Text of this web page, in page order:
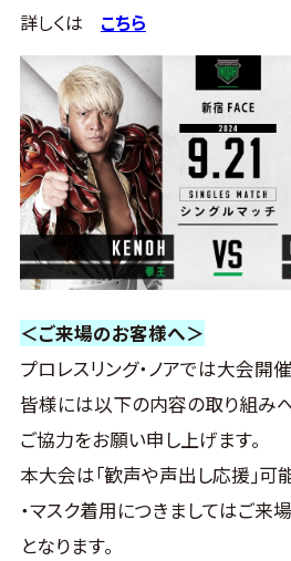
詳しくは こちら
＜ご来場のお客様へ＞
プロレスリング・ノアでは大会開
皆様には以下の内容の取り組み
ご協力をお願い申し上げます。
本大会は｢歓声や声出し応援｣可能
・マスク着用につきましてはご来
となります。